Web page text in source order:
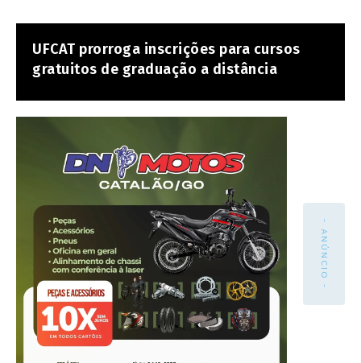
UFCAT prorroga inscrições para cursos
gratuitos de graduação a distância
- ANÚNCIO -